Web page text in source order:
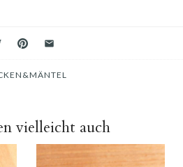
vielleicht auch